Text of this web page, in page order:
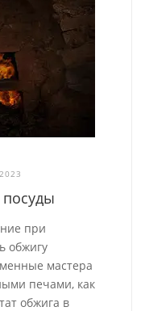
при
обжигу
мастера
печами, как
обжига в